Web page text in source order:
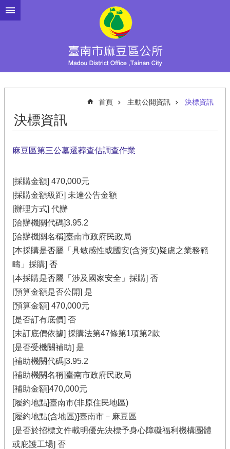
跳到主要內容區塊
首頁 主動公開資訊 決標資訊
決標資訊
麻豆區第三公墓遷葬查估調查作業
[採購金額] 470,000元
[採購金額級距] 未達公告金額
[辦理方式] 代辦
[洽辦機關代碼]3.95.2
[洽辦機關名稱]臺南市政府民政局
[本採購是否屬「具敏感性或國安(含資安)疑慮之業務範
疇」採購] 否
[本採購是否屬「涉及國家安全」採購] 否
[預算金額是否公開] 是
[預算金額] 470,000元
[是否訂有底價] 否
[未訂底價依據] 採購法第47條第1項第2款
[是否受機關補助] 是
[補助機關代碼]3.95.2
[補助機關名稱]臺南市政府民政局
[補助金額]470,000元
[履約地點]臺南市(非原住民地區)
[履約地點(含地區)]臺南市－麻豆區
[是否於招標文件載明優先決標予身心障礙福利機構團體
或庇護工場] 否